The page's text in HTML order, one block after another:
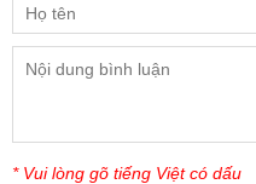
* Vui lòng gõ tiếng Việt có dấu